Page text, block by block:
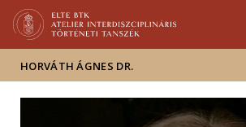
Hírek
Események
ELTE a
sajtóban
HORVÁTH ÁGNES DR.